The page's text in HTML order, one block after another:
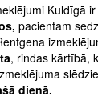
Kuldīgā
pacientam
, rindas kārtībā,
dienā.